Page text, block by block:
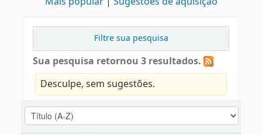
Filtre sua pesquisa
Sua pesquisa retornou 3 resultados.
Desculpe, sem sugestões.